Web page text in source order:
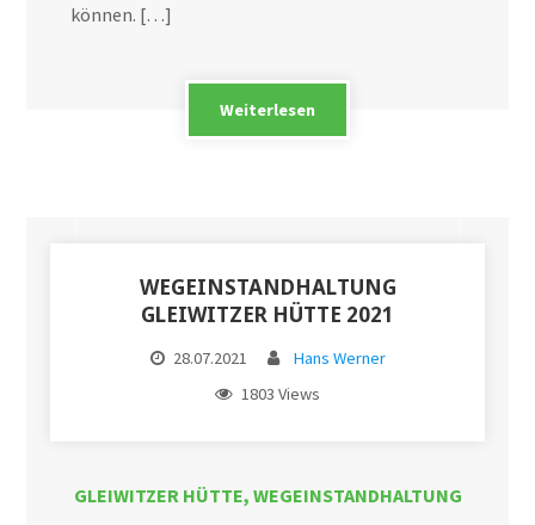
können. […]
Weiterlesen
WEGEINSTANDHALTUNG
GLEIWITZER HÜTTE 2021
28.07.2021
Hans Werner
1803 Views
GLEIWITZER HÜTTE, WEGEINSTANDHALTUNG